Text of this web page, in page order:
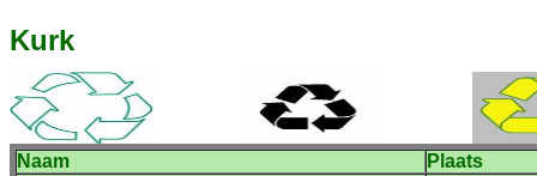
Kurk
Naam
Plaats